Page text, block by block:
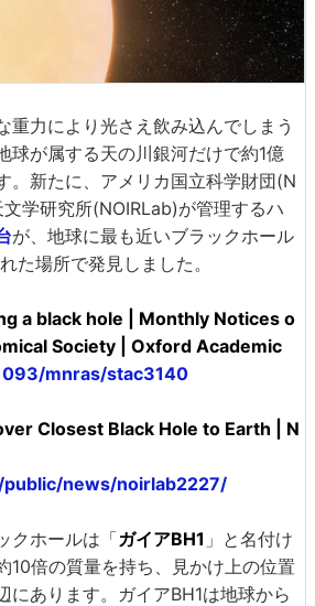
重力により光さえ飲み込んでしまう
球が属する天の川銀河だけで約1億
。新たに、アメリカ国立科学財団(N
学研究所(NOIRLab)が管理するハ
が、地球に最も近いブラックホール
た場所で発見しました。
a black hole | Monthly Notices o
Society | Oxford Academic
mnras/stac3140
Closest Black Hole to Earth | N
news/noirlab2227/
クホールは「ガイアBH1 」と名付け
10倍の質量を持ち、見かけ上の位置
にあります。ガイアBH1は地球から